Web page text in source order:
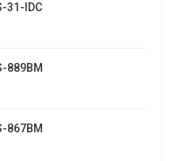
31-IDC
889BM
867BM